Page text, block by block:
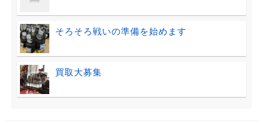
そろそろ戦いの準備を始めます
買取大募集